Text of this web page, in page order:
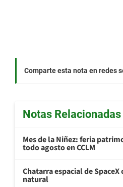
Comparte esta nota en redes
Notas Relacionadas
Mes de la Niñez: feria
todo agosto en CCLM
Chatarra espacial de
natural